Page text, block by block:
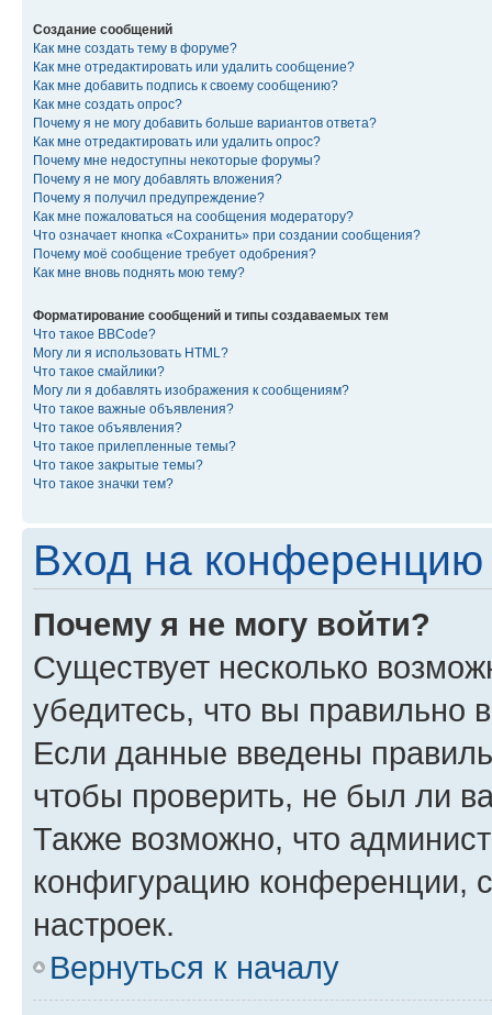
Создание сообщений
Как мне создать тему в форуме?
Как мне отредактировать или удалить сообщение?
Как мне добавить подпись к своему сообщению?
Как мне создать опрос?
Почему я не могу добавить больше вариантов ответа?
Как мне отредактировать или удалить опрос?
Почему мне недоступны некоторые форумы?
Почему я не могу добавлять вложения?
Почему я получил предупреждение?
Как мне пожаловаться на сообщения модератору?
Что означает кнопка «Сохранить» при создании сообщения?
Почему моё сообщение требует одобрения?
Как мне вновь поднять мою тему?
Форматирование сообщений и типы создаваемых тем
Что такое BBCode?
Могу ли я использовать HTML?
Что такое смайлики?
Могу ли я добавлять изображения к сообщениям?
Что такое важные объявления?
Что такое объявления?
Что такое прилепленные темы?
Что такое закрытые темы?
Что такое значки тем?
Вход на конференцию
Почему я не могу войти?
Существует несколько
убедитесь, что вы правильно
Если данные введены
чтобы проверить, не был ли
Также возможно, что
конфигурацию конференции,
настроек.
Вернуться к началу